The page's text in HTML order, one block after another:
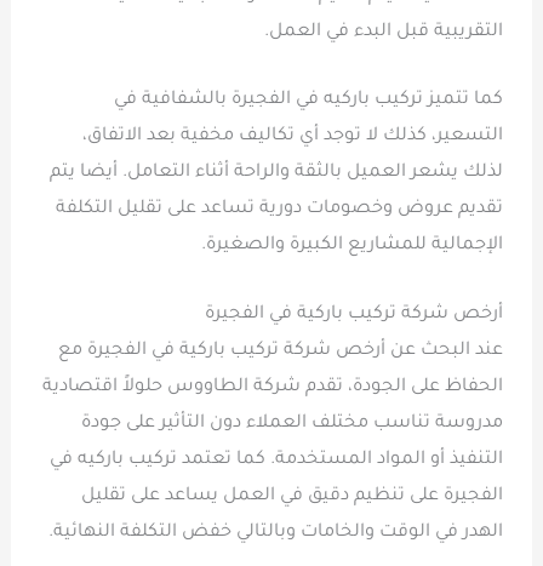
التقريبية قبل البدء في العمل.
كما تتميز تركيب باركيه في الفجيرة بالشفافية في
التسعير، كذلك لا توجد أي تكاليف مخفية بعد الاتفاق،
لذلك يشعر العميل بالثقة والراحة أثناء التعامل. أيضا يتم
تقديم عروض وخصومات دورية تساعد على تقليل التكلفة
الإجمالية للمشاريع الكبيرة والصغيرة.
أرخص شركة تركيب باركية في الفجيرة
عند البحث عن أرخص شركة تركيب باركية في الفجيرة مع
الحفاظ على الجودة، تقدم شركة الطاووس حلولاً اقتصادية
مدروسة تناسب مختلف العملاء دون التأثير على جودة
التنفيذ أو المواد المستخدمة. كما تعتمد تركيب باركيه في
الفجيرة على تنظيم دقيق في العمل يساعد على تقليل
الهدر في الوقت والخامات وبالتالي خفض التكلفة النهائية.